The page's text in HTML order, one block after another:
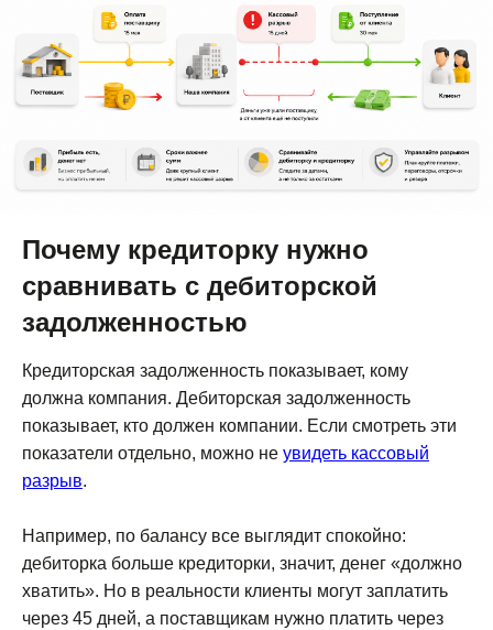
Почему кредиторку нужно
сравнивать с дебиторской
задолженностью
Кредиторская задолженность показывает, кому
должна компания. Дебиторская задолженность
показывает, кто должен компании. Если смотреть эти
показатели отдельно, можно не увидеть кассовый
разрыв.
Например, по балансу все выглядит спокойно:
дебиторка больше кредиторки, значит, денег «должно
хватить». Но в реальности клиенты могут заплатить
через 45 дней, а поставщикам нужно платить через